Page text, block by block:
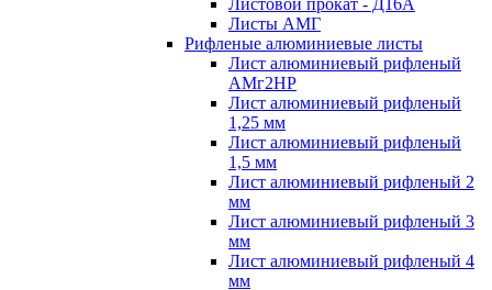
Листовой прокат - Д16А
Листы АМГ
Рифленые алюминиевые листы
Лист алюминиевый рифленый
АМг2НР
Лист алюминиевый рифленый
1,25 мм
Лист алюминиевый рифленый
1,5 мм
Лист алюминиевый рифленый 2
мм
Лист алюминиевый рифленый 3
мм
Лист алюминиевый рифленый 4
мм